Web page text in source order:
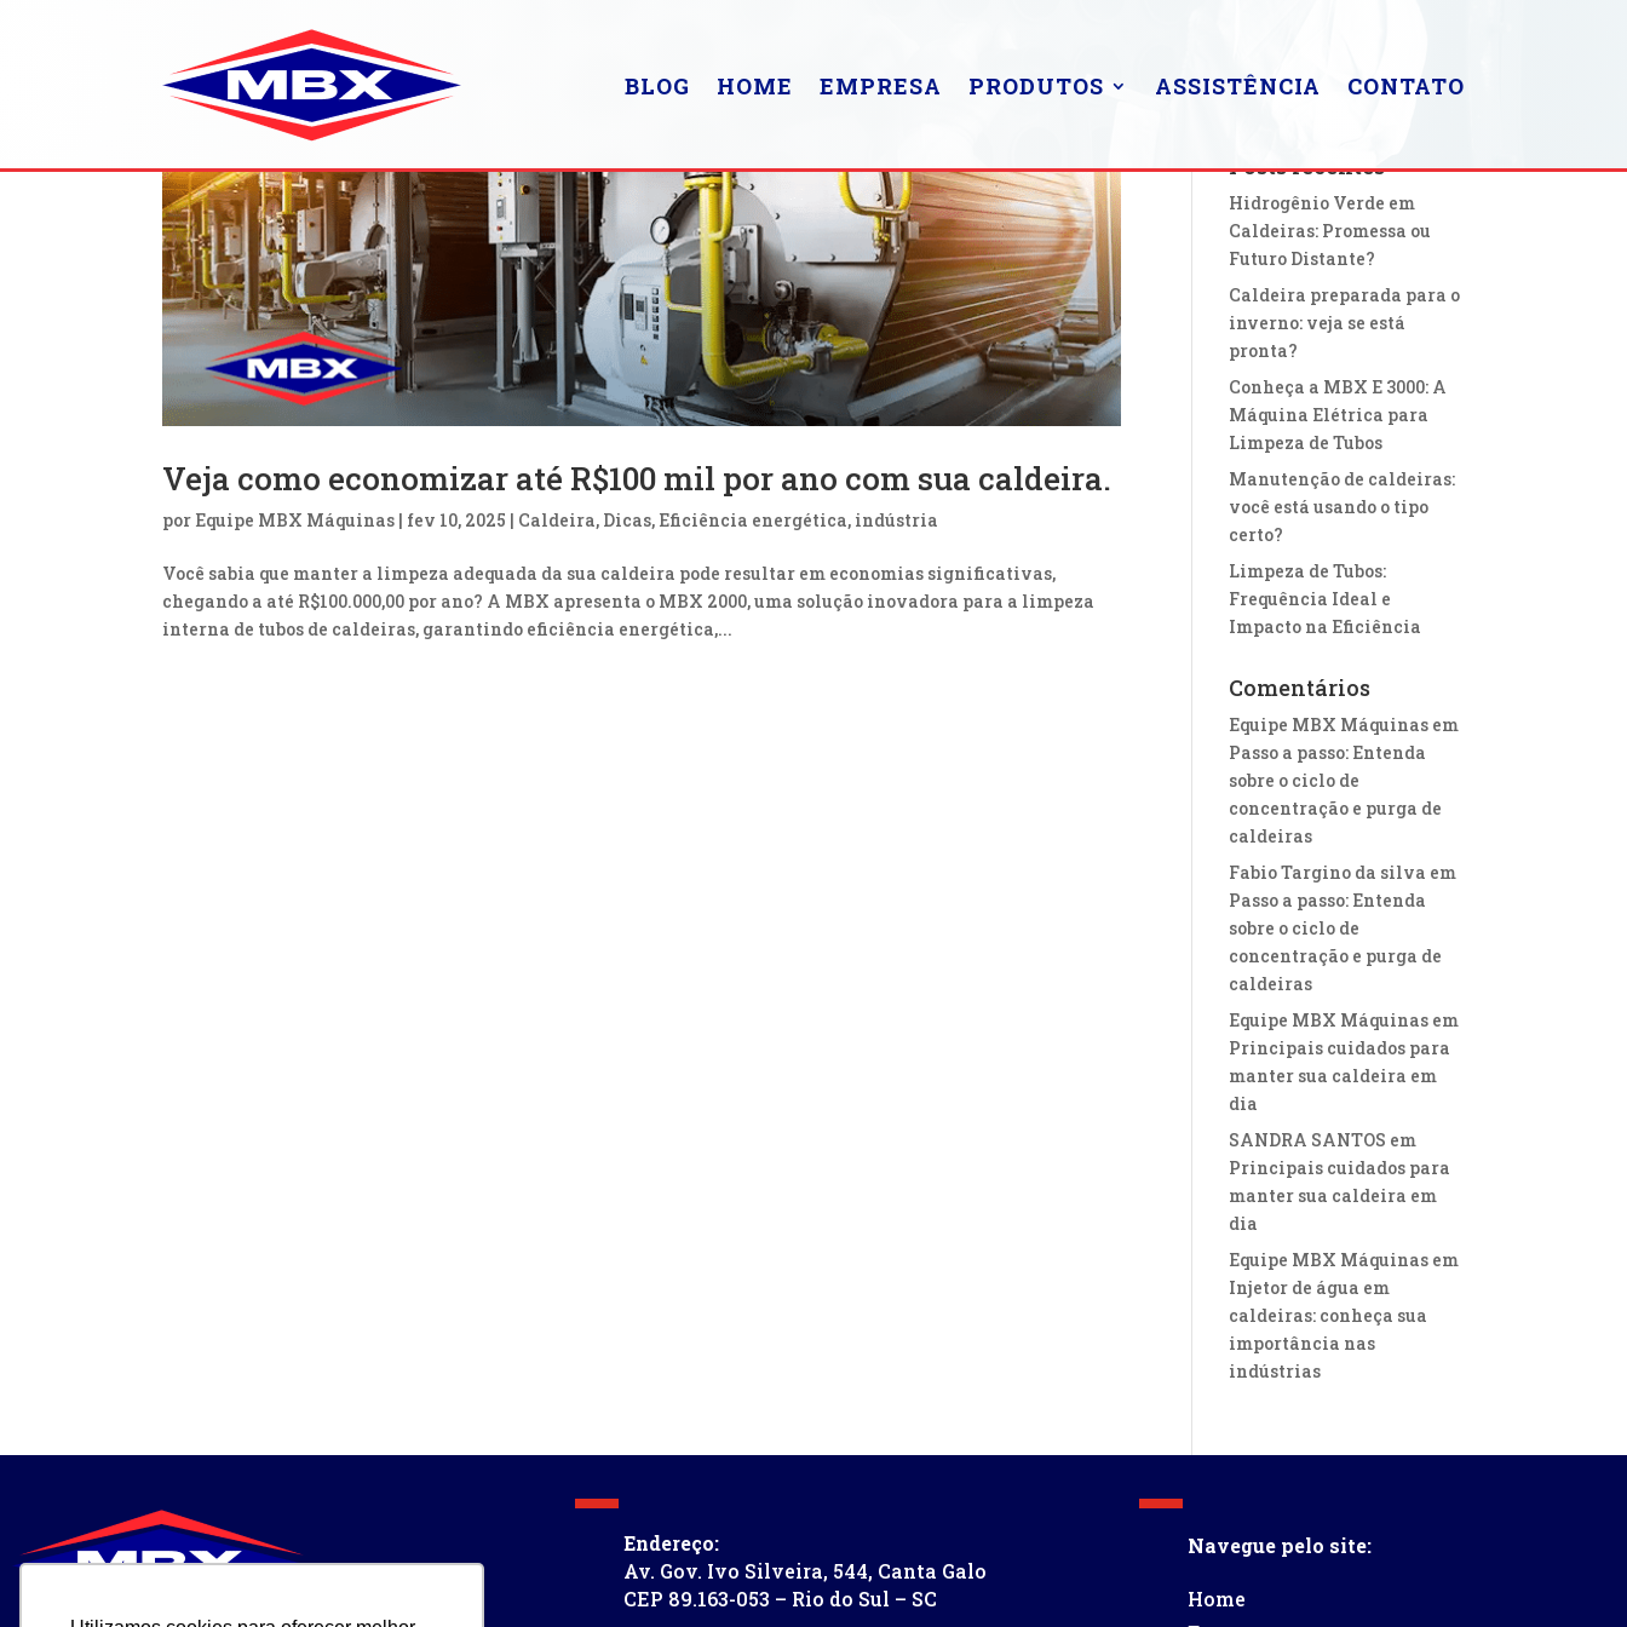
BLOG HOME EMPRESA PRODUTOS ASSISTÊNCIA CONTATO
Veja como economizar até R$100 mil por ano com sua caldeira.
por Equipe MBX Máquinas | fev 10, 2025 | Caldeira, Dicas, Eficiência energética, indústria
Você sabia que manter a limpeza adequada da sua caldeira pode resultar em economias significativas,
chegando a até R$100.000,00 por ano? A MBX apresenta o MBX 2000, uma solução inovadora para a limpeza
interna de tubos de caldeiras, garantindo eficiência energética,...
Posts recentes
Hidrogênio Verde em
Caldeiras: Promessa ou
Futuro Distante?
Caldeira preparada para o
inverno: veja se está
pronta?
Conheça a MBX E 3000: A
Máquina Elétrica para
Limpeza de Tubos
Manutenção de caldeiras:
você está usando o tipo
certo?
Limpeza de Tubos:
Frequência Ideal e
Impacto na Eficiência
Comentários
Equipe MBX Máquinas em
Passo a passo: Entenda
sobre o ciclo de
concentração e purga de
caldeiras
Fabio Targino da silva em
Passo a passo: Entenda
sobre o ciclo de
concentração e purga de
caldeiras
Equipe MBX Máquinas em
Principais cuidados para
manter sua caldeira em
dia
SANDRA SANTOS em
Principais cuidados para
manter sua caldeira em
dia
Equipe MBX Máquinas em
Injetor de água em
caldeiras: conheça sua
importância nas
indústrias
Endereço:
Av. Gov. Ivo Silveira, 544, Canta Galo
CEP 89.163-053 – Rio do Sul – SC
Navegue pelo site:
Home